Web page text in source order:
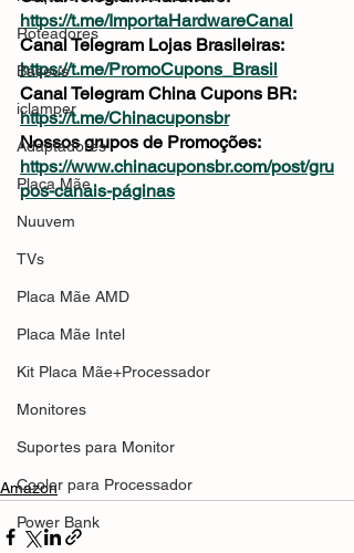
Roteadores
Baseus
iclamper
Adaptadores
Placa Mãe
Nuuvem
TVs
Placa Mãe AMD
Placa Mãe Intel
Kit Placa Mãe+Processador
Monitores
Suportes para Monitor
Cooler para Processador
Power Bank
https://t.me/ImportaHardwareCanal
Canal Telegram Lojas Brasileiras:
https://t.me/PromoCupons_Brasil
Canal Telegram China Cupons BR:
https://t.me/Chinacuponsbr
Nossos grupos de Promoções:
https://www.chinacuponsbr.com/post/gru
pos-canais-páginas
Amazon